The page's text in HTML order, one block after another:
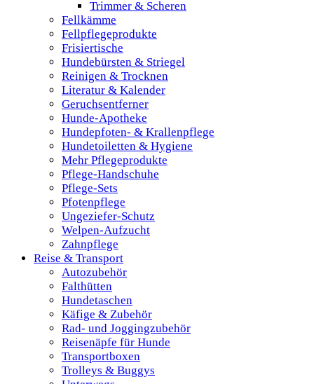
Trimmer & Scheren
Fellkämme
Fellpflegeprodukte
Frisiertische
Hundebürsten & Striegel
Reinigen & Trocknen
Literatur & Kalender
Geruchsentferner
Hunde-Apotheke
Hundepfoten- & Krallenpflege
Hundetoiletten & Hygiene
Mehr Pflegeprodukte
Pflege-Handschuhe
Pflege-Sets
Pfotenpflege
Ungeziefer-Schutz
Welpen-Aufzucht
Zahnpflege
Reise & Transport
Autozubehör
Falthütten
Hundetaschen
Käfige & Zubehör
Rad- und Joggingzubehör
Reisenäpfe für Hunde
Transportboxen
Trolleys & Buggys